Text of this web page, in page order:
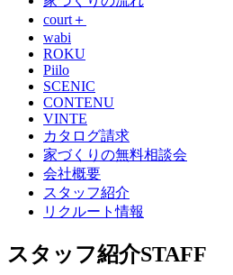
court＋
wabi
ROKU
Piilo
SCENIC
CONTENU
VINTE
カタログ請求
家づくりの無料相談会
会社概要
スタッフ紹介
リクルート情報
スタッフ紹介STAFF